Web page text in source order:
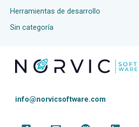
Herramientas de desarrollo
Sin categoría
info@norvicsoftware.com